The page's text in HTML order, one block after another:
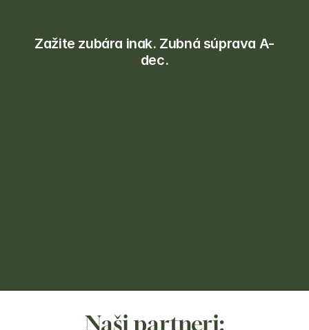
Zažite zubára inak. Zubná súprava A-
dec.
Naši partneri: